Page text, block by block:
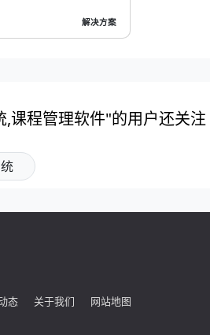
解决方案
课程管理软件"的用户还关注
态 关于我们 网站地图